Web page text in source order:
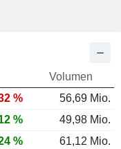
Volumen
%
56,69 Mio.
%
49,98 Mio.
%
61,12 Mio.